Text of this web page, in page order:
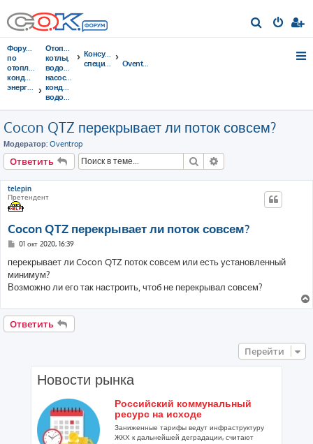
о
Форумы
по
отоплению,
кондиционированию,
энергосбережению
Отопительные
котлы,
водонагреватели,
насосы,
кондиционеры,
водоочистка...
Консультации
специалистов
Oventrop
Cocon QTZ перекрывает ли поток совсем?
Модератор: Oventrop
Ответить Поиск
telepin
Претендент
Cocon QTZ перекрывает ли поток совсем?
С
о
б
щ
е
н
е
01 окт 2020, 16:39
перекрывает ли Cocon QTZ поток совсем или есть установленный
минимум?
Возможно ли его так настроить, чтоб не перекрывал совсем?
Ответить
Перейти
Новости рынка
Российский коммунальный
ресурс на исходе
Заниженные тарифы ведут инфраструктуру
ЖКХ к дальнейшей деградации, считают